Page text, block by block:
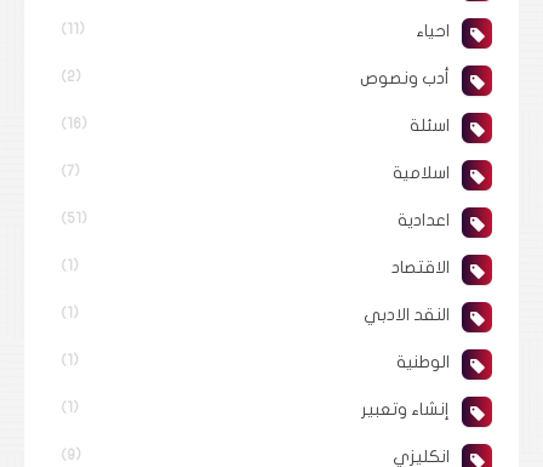
احياء (11)
أدب ونصوص (2)
اسئلة (16)
اسلامية (7)
اعدادية (51)
الاقتصاد (1)
النقد الادبي (1)
الوطنية (1)
إنشاء وتعبير (1)
انكليزي (9)